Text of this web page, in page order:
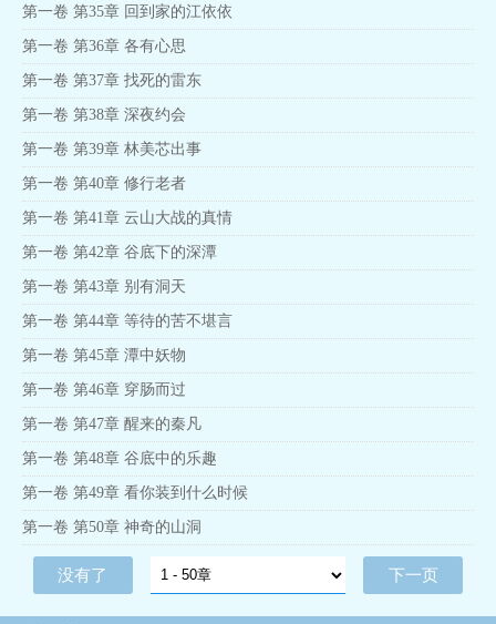
第一卷 第35章 回到家的江依依
第一卷 第36章 各有心思
第一卷 第37章 找死的雷东
第一卷 第38章 深夜约会
第一卷 第39章 林美芯出事
第一卷 第40章 修行老者
第一卷 第41章 云山大战的真情
第一卷 第42章 谷底下的深潭
第一卷 第43章 别有洞天
第一卷 第44章 等待的苦不堪言
第一卷 第45章 潭中妖物
第一卷 第46章 穿肠而过
第一卷 第47章 醒来的秦凡
第一卷 第48章 谷底中的乐趣
第一卷 第49章 看你装到什么时候
第一卷 第50章 神奇的山洞
没有了 下一页